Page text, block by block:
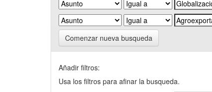
Comenzar nueva busqueda
Añadir filtros:
Usa los filtros para afinar la busqueda.